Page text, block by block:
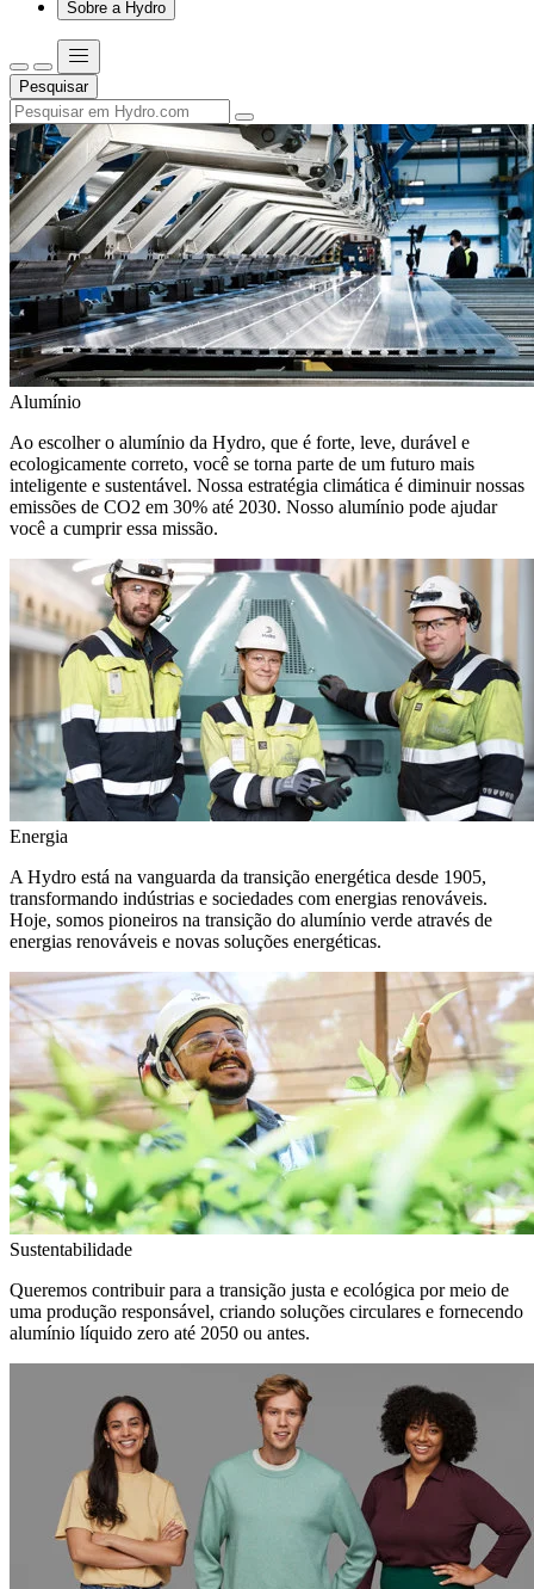
Sobre a Hydro
Pesquisar
Alumínio
Ao escolher o alumínio da Hydro, que é forte, leve, durável e
ecologicamente correto, você se torna parte de um futuro mais
inteligente e sustentável. Nossa estratégia climática é diminuir nossas
emissões de CO2 em 30% até 2030. Nosso alumínio pode ajudar
você a cumprir essa missão.
Energia
A Hydro está na vanguarda da transição energética desde 1905,
transformando indústrias e sociedades com energias renováveis.
Hoje, somos pioneiros na transição do alumínio verde através de
energias renováveis e novas soluções energéticas.
Sustentabilidade
Queremos contribuir para a transição justa e ecológica por meio de
uma produção responsável, criando soluções circulares e fornecendo
alumínio líquido zero até 2050 ou antes.